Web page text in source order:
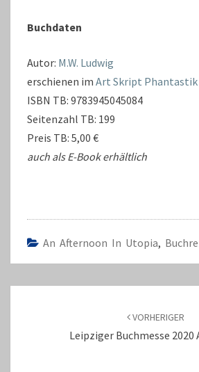
Buchdaten
Autor: M.W. Ludwig
erschienen im Art Skript Phantastik
ISBN TB: 9783945045084
Seitenzahl TB: 199
Preis TB: 5,00 €
auch als E-Book erhältlich
An Afternoon In Utopia,
VORHERIGER
Leipziger Buchmesse 2020